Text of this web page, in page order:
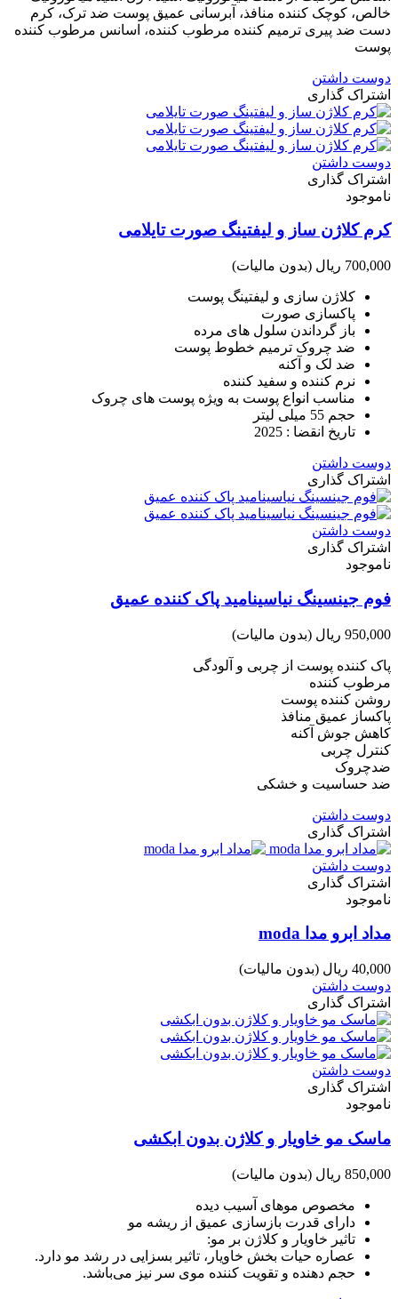
خالص، کوچک کننده منافذ، آبرسانی عمیق پوست ضد ترک، کرم
دست ضد پیری ترمیم کننده مرطوب کننده، اسانس مرطوب کننده
پوست
دوست داشتن
اشتراک گذاری
دوست داشتن
اشتراک گذاری
ناموجود
کرم کلاژن ساز و لیفتینگ صورت تایلامی
700,000 ریال (بدون مالیات)
کلاژن سازی و لیفتینگ پوست
پاکسازی صورت
باز گرداندن سلول های مرده
ضد چروک ترمیم خطوط پوست
ضد لک و آکنه
نرم کننده و سفید کننده
مناسب انواع پوست به ویژه پوست های چروک
حجم 55 میلی لیتر
تاریخ انقضا : 2025
دوست داشتن
اشتراک گذاری
دوست داشتن
اشتراک گذاری
ناموجود
فوم جینسینگ نیاسینامید پاک کننده عمیق
950,000 ریال (بدون مالیات)
پاک کننده پوست از چربی و آلودگی
مرطوب کننده
روشن کننده پوست
پاکساز عمیق منافذ
کاهش جوش آکنه
کنترل چربی
ضدچروک
ضد حساسیت و خشکی
دوست داشتن
اشتراک گذاری
دوست داشتن
اشتراک گذاری
ناموجود
مداد ابرو مدا moda
40,000 ریال
(بدون مالیات)
دوست داشتن
اشتراک گذاری
دوست داشتن
اشتراک گذاری
ناموجود
ماسک مو خاویار و کلاژن بدون ابکشی
850,000 ریال (بدون مالیات)
مخصوص موهای آسیب دیده
دارای قدرت بازسازی عمیق از ریشه مو
تاثیر خاویار و کلاژن بر مو:
عصاره حیات بخش خاویار، تاثیر بسزایی در رشد مو دارد.
حجم دهنده و تقویت کننده موی سر نیز می‌باشد.